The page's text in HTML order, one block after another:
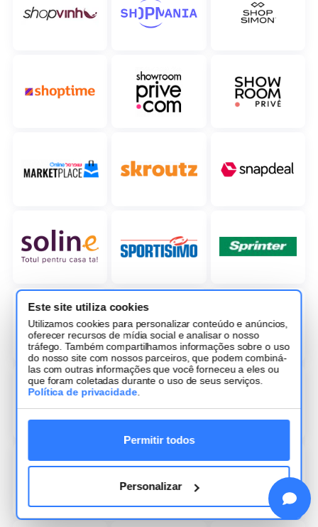
Este site utiliza cookies
Utilizamos cookies para personalizar conteúdo e anúncios,
oferecer recursos de mídia social e analisar o nosso
tráfego. Também compartilhamos informações sobre o uso
do nosso site com nossos parceiros, que podem combiná-
las com outras informações que você forneceu a eles ou
que foram coletadas durante o uso de seus serviços.
Política de privacidade
Permitir todos
Personalizar